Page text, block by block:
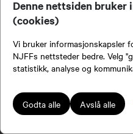
Denne nettsiden
(cookies)
Vi bruker informasjonskapsler
NJFFs nettsteder bedre. Velg
statistikk, analyse og
Godta alle Avslå alle
jegere og sportsfiskere og et av de viktigste
fiske i Norge. Vi er en partipolitisk nøytral
naturpolitisk engasjement i mange saker.
Lokalforeninger tilsluttet Norges Jeger- og
publiserer på njff.no.